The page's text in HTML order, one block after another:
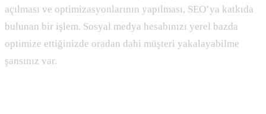
açılması ve optimizasyonlarının yapılması, SEO’ya katkıda
bulunan bir işlem. Sosyal medya hesabınızı yerel bazda
optimize ettiğinizde oradan dahi müşteri yakalayabilme
şansınız var.